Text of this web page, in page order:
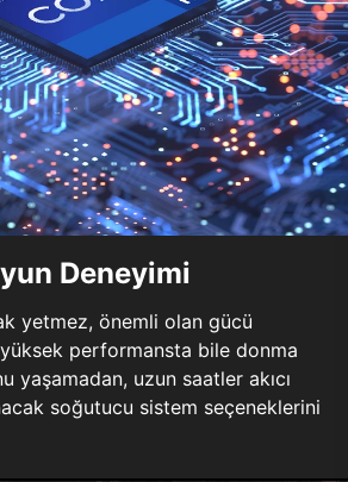
Deneyimi
yetmez, önemli olan gücü
performansta bile donma
yaşamadan, uzun saatler akıcı
soğutucu sistem seçeneklerini